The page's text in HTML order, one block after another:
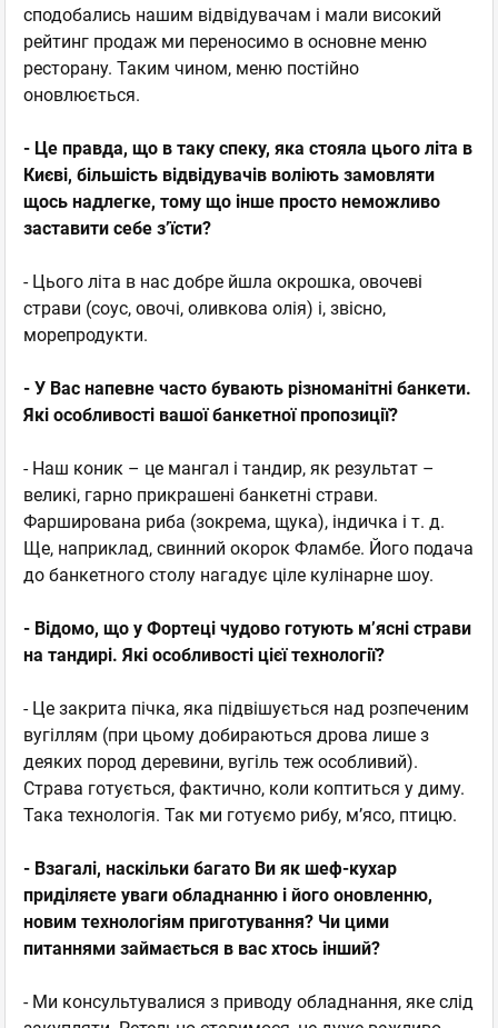
сподобались нашим відвідувачам і мали високий
рейтинг продаж ми переносимо в основне меню
ресторану. Таким чином, меню постійно
оновлюється.
- Це правда, що в таку спеку, яка стояла цього літа в
Києві, більшість відвідувачів воліють замовляти
щось надлегке, тому що інше просто неможливо
заставити себе з’їсти?
- Цього літа в нас добре йшла окрошка, овочеві
страви (соус, овочі, оливкова олія) і, звісно,
морепродукти.
- У Вас напевне часто бувають різноманітні банкети.
Які особливості вашої банкетної пропозиції?
- Наш коник – це мангал і тандир, як результат –
великі, гарно прикрашені банкетні страви.
Фарширована риба (зокрема, щука), індичка і т. д.
Ще, наприклад, свинний окорок Фламбе. Його подача
до банкетного столу нагадує ціле кулінарне шоу.
- Відомо, що у Фортеці чудово готують м’ясні страви
на тандирі. Які особливості цієї технології?
- Це закрита пічка, яка підвішується над розпеченим
вугіллям (при цьому добираються дрова лише з
деяких пород деревини, вугіль теж особливий).
Страва готується, фактично, коли коптиться у диму.
Така технологія. Так ми готуємо рибу, м’ясо, птицю.
- Взагалі, наскільки багато Ви як шеф-кухар
приділяєте уваги обладнанню і його оновленню,
новим технологіям приготування? Чи цими
питаннями займається в вас хтось інший?
- Ми консультувалися з приводу обладнання, яке слід